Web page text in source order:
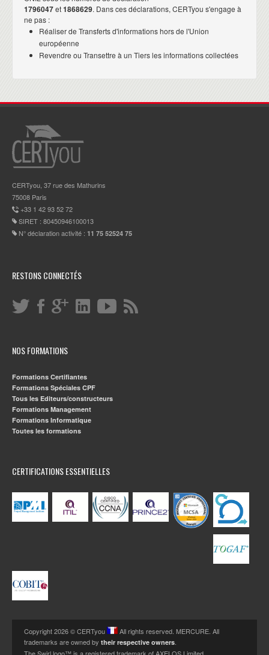
1796047et1868629. Dans ces déclarations, CERTyou s'engage à
ne pas :
Réaliser de Transferts d'informations hors de l'Union
européenne
Revendre ou Transettre à un Tiers les informations collectées
CERTyou, 37 rue des Mathurins
75008 Paris
+33 1 42 93 52 72
SIRET : 80450946100013
N° déclaration activité : 11 75 52524 75
RESTONS CONNECTÉS
NOS FORMATIONS
Formations Certifiantes
Formations Spéciales CPF
Tous les Editeurs/constructeurs
Formations Management
Formations Informatique
Toutes les formations
CERTIFICATIONS ESSENTIELLES
Copyright 2026 © CERTyou
All rights reserved. MERCURE. All
trademarks are owned by their respective owners.